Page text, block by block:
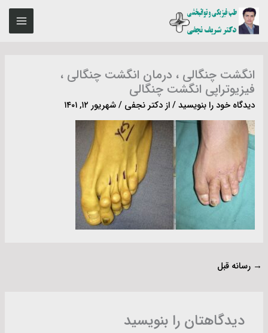
پرش
انگشت چنگالی ، درمان انگشت چنگالی ،
فیزیوتراپی انگشت چنگالی
دیدگاه‌ خود را بنویسید/ ازدکتر نجفی/شهریور ۱۲, ۱۴۰۱
→ رسانه قبل
دیدگاهتان را بنویسید